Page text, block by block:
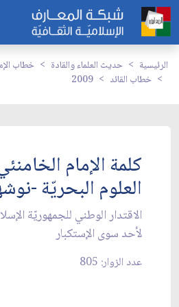
الرئيسية حديث العلماء والقادة
خطاب
خطاب القائد
2009
كلمة الإمام
العلوم البحريّة -
الاقتدار الوطني للجمهوريّة
لأحد سوى الإستكبار
عدد الزوار: 805